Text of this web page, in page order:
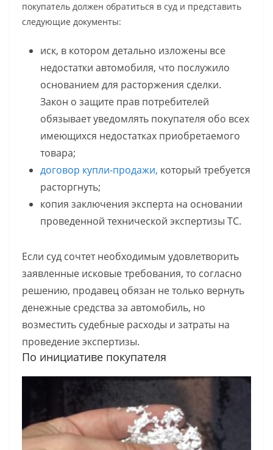
покупатель должен обратиться в суд и представить
следующие документы:
иск, в котором детально изложены все
недостатки автомобиля, что послужило
основанием для расторжения сделки.
Закон о защите прав потребителей
обязывает уведомлять покупателя обо всех
имеющихся недостатках приобретаемого
товара;
договор купли-продажи, который требуется
расторгнуть;
копия заключения эксперта на основании
проведенной технической экспертизы ТС.
Если суд сочтет необходимым удовлетворить
заявленные исковые требования, то согласно
решению, продавец обязан не только вернуть
денежные средства за автомобиль, но
возместить судебные расходы и затраты на
проведение экспертизы.
По инициативе покупателя